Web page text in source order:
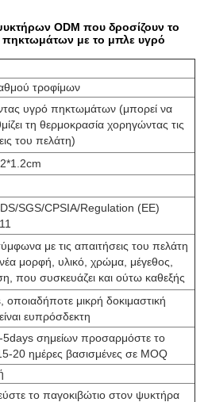
ODM που δροσίζουν το
πηκτωμάτων με το μπλε υγρό
τροφίμων
υγρό πηκτωμάτων (μπορεί να
τη θερμοκρασία χορηγώντας τις
του πελάτη)
SGS/CPSIA/Regulation (ΕΕ)
με τις απαιτήσεις του πελάτη
μορφή, υλικό, χρώμα, μέγεθος,
που συσκευάζει και ούτω καθεξής
οποιαδήποτε μικρή δοκιμαστική
ευπρόσδεκτη
σημείων προσαρμόστε το
20 ημέρες βασισμένες σε MOQ
το παγοκιβώτιο στον ψυκτήρα